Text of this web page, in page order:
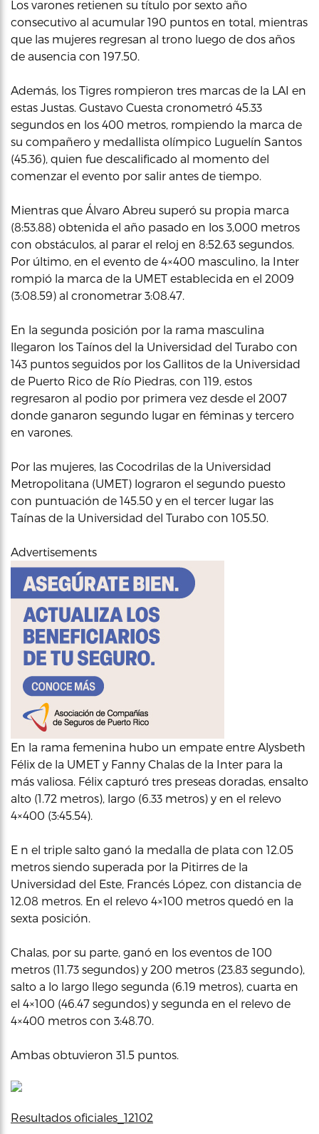
Los varones retienen su título por sexto año
consecutivo al acumular 190 puntos en total, mientras
que las mujeres regresan al trono luego de dos años
de ausencia con 197.50.
Además, los Tigres rompieron tres marcas de la LAI en
estas Justas. Gustavo Cuesta cronometró 45.33
segundos en los 400 metros, rompiendo la marca de
su compañero y medallista olímpico Luguelín Santos
(45.36), quien fue descalificado al momento del
comenzar el evento por salir antes de tiempo.
Mientras que Álvaro Abreu superó su propia marca
(8:53.88) obtenida el año pasado en los 3,000 metros
con obstáculos, al parar el reloj en 8:52.63 segundos.
Por último, en el evento de 4×400 masculino, la Inter
rompió la marca de la UMET establecida en el 2009
(3:08.59) al cronometrar 3:08.47.
En la segunda posición por la rama masculina
llegaron los Taínos del la Universidad del Turabo con
143 puntos seguidos por los Gallitos de la Universidad
de Puerto Rico de Río Piedras, con 119, estos
regresaron al podio por primera vez desde el 2007
donde ganaron segundo lugar en féminas y tercero
en varones.
Por las mujeres, las Cocodrilas de la Universidad
Metropolitana (UMET) lograron el segundo puesto
con puntuación de 145.50 y en el tercer lugar las
Taínas de la Universidad del Turabo con 105.50.
Advertisements
En la rama femenina hubo un empate entre Alysbeth
Félix de la UMET y Fanny Chalas de la Inter para la
más valiosa. Félix capturó tres preseas doradas, ensalto
alto (1.72 metros), largo (6.33 metros) y en el relevo
4×400 (3:45.54).
E n el triple salto ganó la medalla de plata con 12.05
metros siendo superada por la Pitirres de la
Universidad del Este, Francés López, con distancia de
12.08 metros. En el relevo 4×100 metros quedó en la
sexta posición.
Chalas, por su parte, ganó en los eventos de 100
metros (11.73 segundos) y 200 metros (23.83 segundo),
salto a lo largo llego segunda (6.19 metros), cuarta en
el 4×100 (46.47 segundos) y segunda en el relevo de
4×400 metros con 3:48.70.
Ambas obtuvieron 31.5 puntos.
Resultados oficiales_12102